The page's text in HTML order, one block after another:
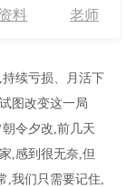
资料 老师
续亏损、月活下
图改变这一局
令夕改,前几天
,感到很无奈,但
,我们只需要记住,